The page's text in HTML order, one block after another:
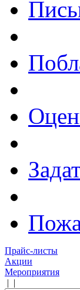
Прайс-листы
Акции
Мероприятия
| |